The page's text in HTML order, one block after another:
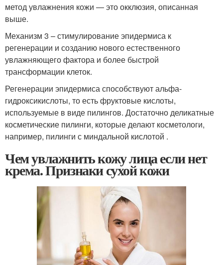
метод увлажнения кожи — это окклюзия, описанная
выше.
Механизм 3 – стимулирование эпидермиса к
регенерации и созданию нового естественного
увлажняющего фактора и более быстрой
трансформации клеток.
Регенерации эпидермиса способствуют альфа-
гидроксикислоты, то есть фруктовые кислоты,
используемые в виде пилингов. Достаточно деликатные
косметические пилинги, которые делают косметологи,
например, пилинги с миндальной кислотой .
Чем увлажнить кожу лица если нет
крема. Признаки сухой кожи